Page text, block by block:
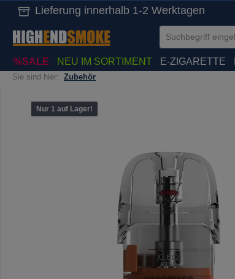
Zur Hauptnavigation springen
Lieferung innerhalb 1-2 Werktagen
%SALE NEU IM SORTIMENT E-ZIGARETTE
Sie sind hier: Zubehör
Bildergalerie überspringen
Nur 1 auf Lager!